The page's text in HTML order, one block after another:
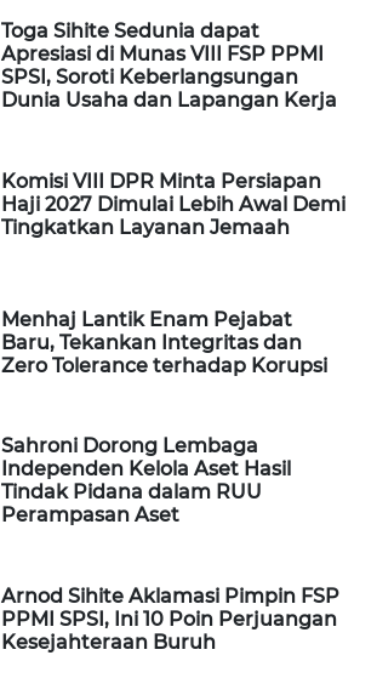
Toga Sihite Sedunia dapat
Apresiasi di Munas VIII FSP PPMI
SPSI, Soroti Keberlangsungan
Dunia Usaha dan Lapangan Kerja
Komisi VIII DPR Minta Persiapan
Haji 2027 Dimulai Lebih Awal Demi
Tingkatkan Layanan Jemaah
Menhaj Lantik Enam Pejabat
Baru, Tekankan Integritas dan
Zero Tolerance terhadap Korupsi
Sahroni Dorong Lembaga
Independen Kelola Aset Hasil
Tindak Pidana dalam RUU
Perampasan Aset
Arnod Sihite Aklamasi Pimpin FSP
PPMI SPSI, Ini 10 Poin Perjuangan
Kesejahteraan Buruh